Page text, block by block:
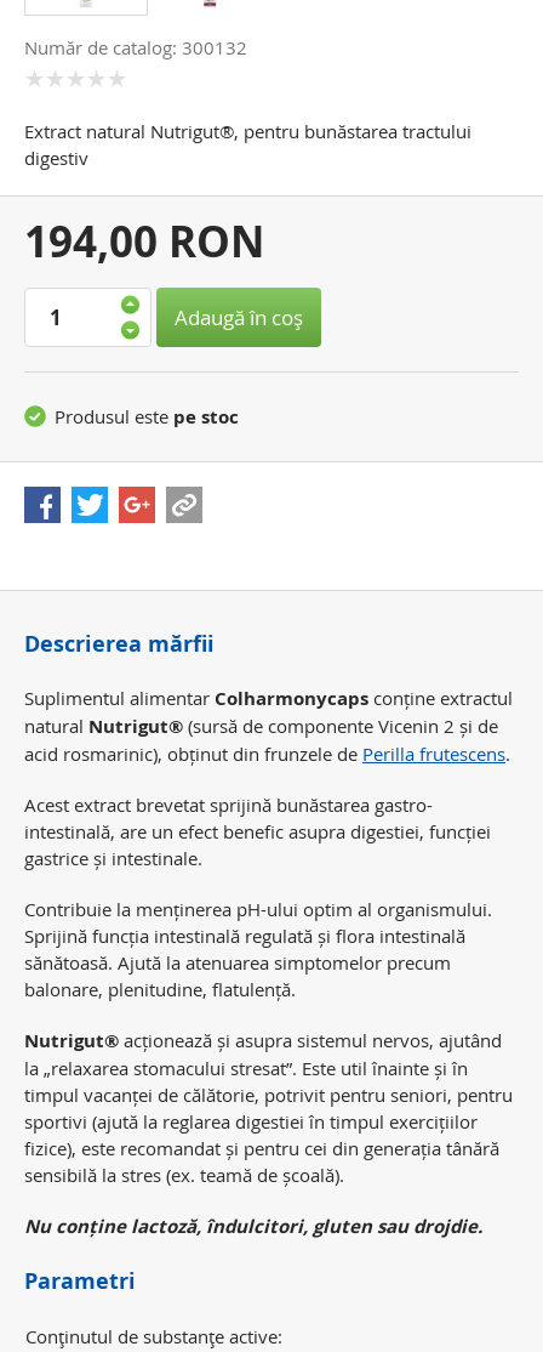
Număr de catalog: 300132
Extract natural Nutrigut®, pentru bunăstarea tractului
digestiv
Preţul
dvs.:
194,00 RON
Adaugă în coş
Produsul este pe stoc
Descrierea mărfii
Suplimentul alimentar Colharmonycaps conține extractul
natural Nutrigut® (sursă de componente Vicenin 2 și de
acid rosmarinic), obținut din frunzele de Perilla frutescens.
Acest extract brevetat sprijină bunăstarea gastro-
intestinală, are un efect benefic asupra digestiei, funcției
gastrice și intestinale.
Contribuie la menținerea pH-ului optim al organismului.
Sprijină funcția intestinală regulată și flora intestinală
sănătoasă. Ajută la atenuarea simptomelor precum
balonare, plenitudine, flatulență.
Nutrigut® acționează și asupra sistemul nervos, ajutând
la „relaxarea stomacului stresat”. Este util înainte și în
timpul vacanței de călătorie, potrivit pentru seniori, pentru
sportivi (ajută la reglarea digestiei în timpul exercițiilor
fizice), este recomandat și pentru cei din generația tânără
sensibilă la stres (ex. teamă de școală).
Nu conține lactoză, îndulcitori, gluten sau drojdie.
Parametri
Conţinutul de substanţe active: